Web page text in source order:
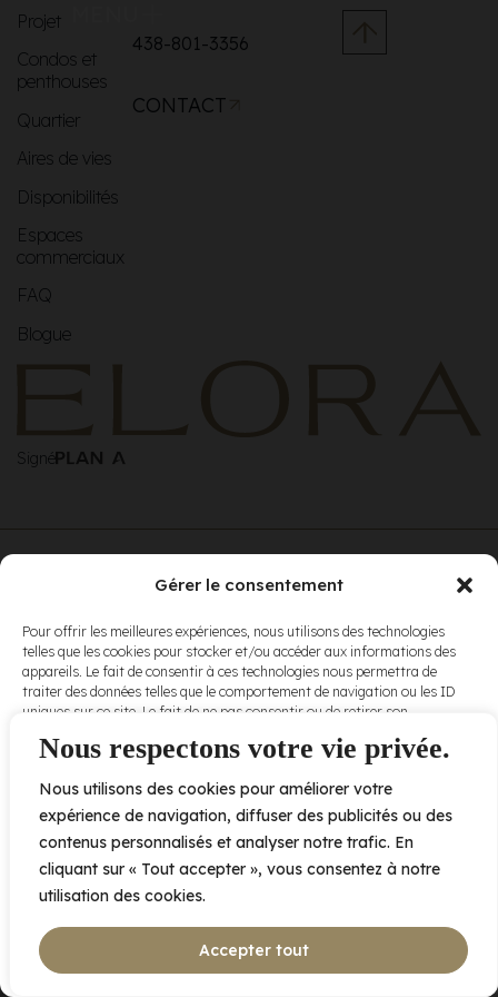
Nous respectons votre vie privée.
Nous utilisons des cookies pour améliorer votre
expérience de navigation, diffuser des publicités ou des
contenus personnalisés et analyser notre trafic. En
cliquant sur « Tout accepter », vous consentez à notre
utilisation des cookies.
Accepter tout
Gérer le consentement
Pour offrir les meilleures expériences, nous utilisons des technologies
telles que les cookies pour stocker et/ou accéder aux informations des
appareils. Le fait de consentir à ces technologies nous permettra de
traiter des données telles que le comportement de navigation ou les ID
uniques sur ce site. Le fait de ne pas consentir ou de retirer son
et fonctions.
Accepter
Refuser
Projet
Condos et
penthouses
Quartier
Aires de vies
Disponibilités
Espaces
commerciaux
FAQ
Blogue
438-801-3356
CONTACT
Signé
conditions
d’utilisationet
nospolitiques
de
confidentialité .
2005 av. de Bois-de-Boulogne, Laval QC H7N 0J7